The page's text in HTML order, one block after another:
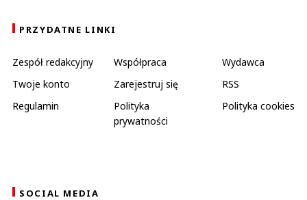
PRZYDATNE LINKI
Zespół redakcyjny Współpraca
Wydawca
Twoje konto
Zarejestruj się
RSS
Regulamin
Polityka
prywatności
Polityka cookies
SOCIAL MEDIA